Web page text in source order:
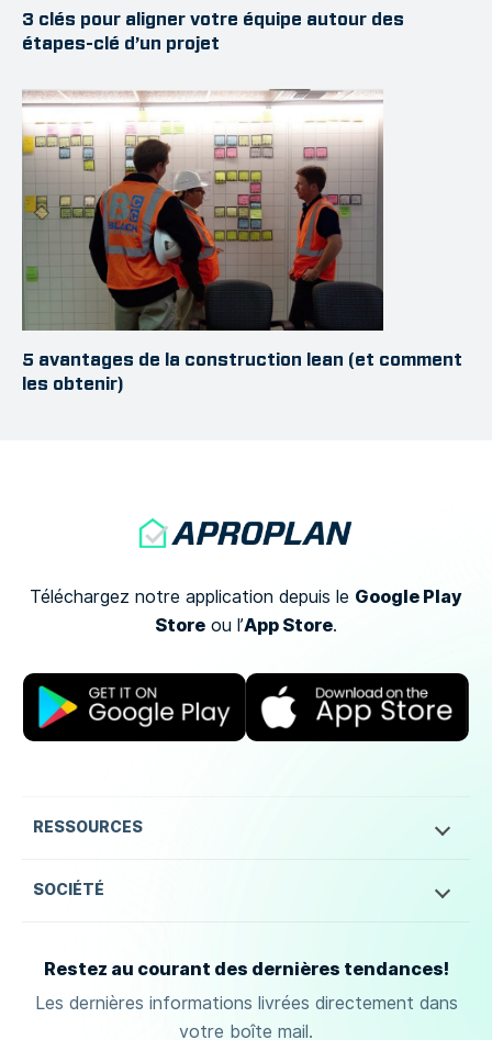
3 clés pour aligner votre équipe autour des
étapes-clé d’un projet
5 avantages de la construction lean (et comment
les obtenir)
Téléchargez notre application depuis le Google Play
Store ou l’App Store.
RESSOURCES
SOCIÉTÉ
Restez au courant des dernières tendances!
Les dernières informations livrées directement dans
votre boîte mail.